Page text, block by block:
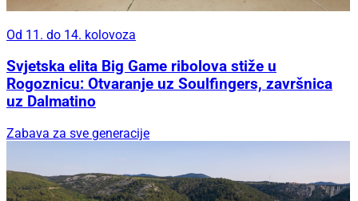
Od 11. do 14. kolovoza
Svjetska elita Big Game ribolova stiže u
Rogoznicu: Otvaranje uz Soulfingers, završnica
uz Dalmatino
Zabava za sve generacije